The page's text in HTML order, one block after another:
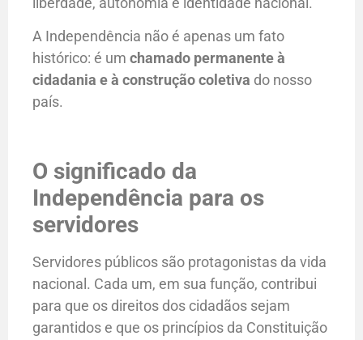
A Independência não é apenas um fato
histórico: é um chamado permanente à
cidadania e à construção coletiva do nosso
país.
O significado da
Independência para os
servidores
Servidores públicos são protagonistas da vida
nacional. Cada um, em sua função, contribui
para que os direitos dos cidadãos sejam
garantidos e que os princípios da Constituição